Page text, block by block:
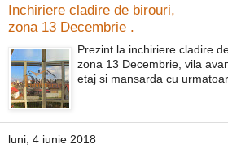
Inchiriere cladire de birouri,
zona 13 Decembrie .
Prezint la inchiriere cladire
zona 13 Decembrie, vila
etaj si mansarda cu
luni, 4 iunie 2018